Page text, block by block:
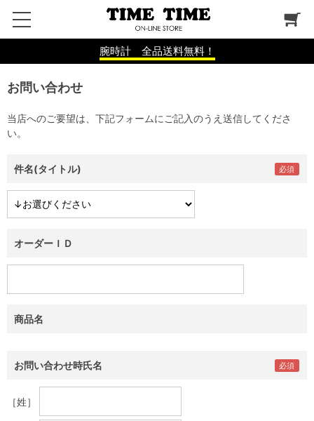
腕時計 全品送料無料！
お問い合わせ
当店へのご要望は、下記フォームにご記入のうえ送信してくださ
い。
件名(タイトル)
オーダーＩＤ
商品名
お問い合わせ時氏名
［姓］